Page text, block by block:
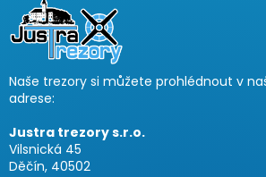
e
Naše trezory si můžete prohlédnout v
adrese:
Justra trezory s.r.o.
Vilsnická 45
Děčín, 40502